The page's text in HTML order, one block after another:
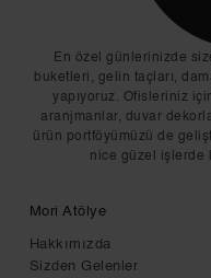
En özel günlerinizde
buketleri, gelin taçları,
yapıyoruz. Ofisleriniz
aranjmanlar, duvar
ürün portföyümüzü de
nice güzel işlerde
Mori Atölye
Hakkımızda
Sizden Gelenler